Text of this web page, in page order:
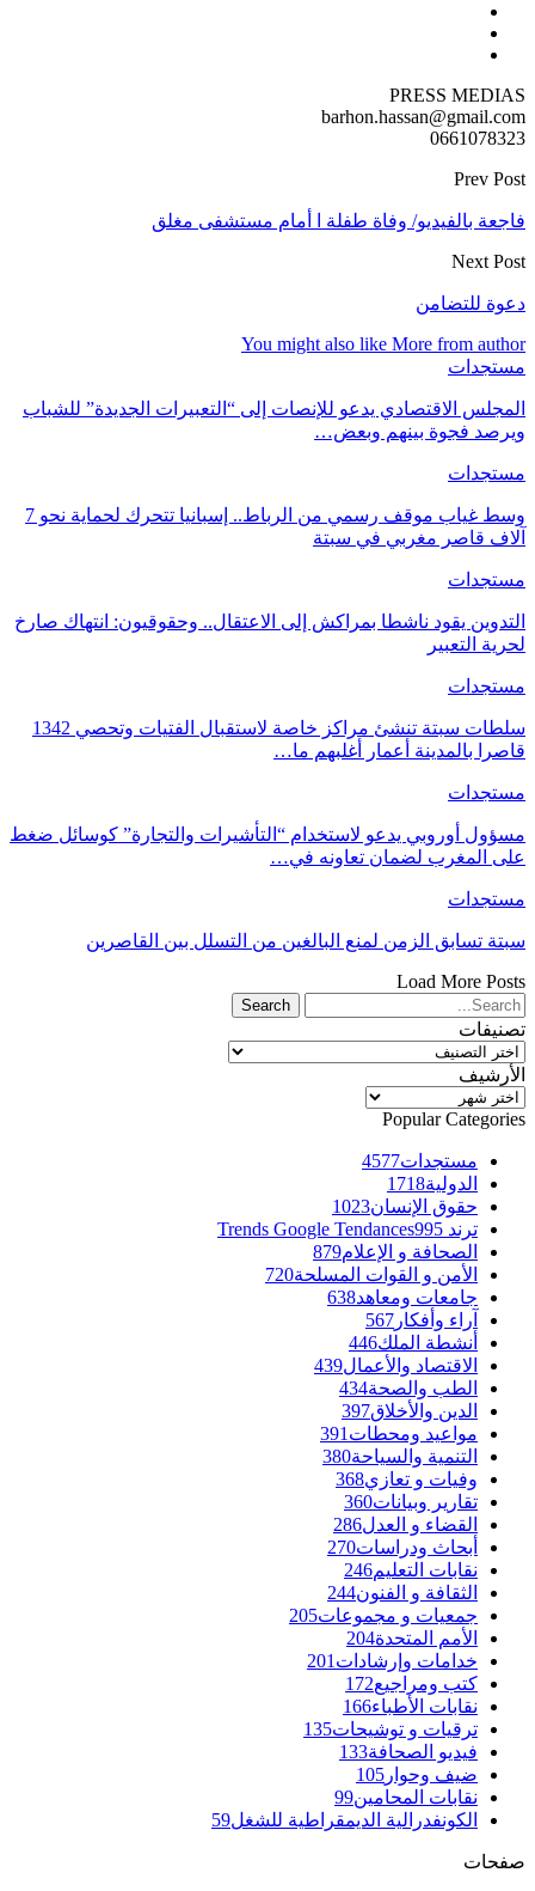
PRESS MEDIAS
barhon.hassan@gmail.com
0661078323
Prev Post
فاجعة بالفيديو/ وفاة طفلة ا أمام مستشفى مغلق
Next Post
دعوة للتضامن
You might also like More from author
مستجدات
المجلس الاقتصادي يدعو للإنصات إلى “التعبيرات الجديدة” للشباب
ويرصد فجوة بينهم وبعض…
مستجدات
وسط غياب موقف رسمي من الرباط.. إسبانيا تتحرك لحماية نحو 7
آلاف قاصر مغربي في سبتة
مستجدات
التدوين يقود ناشطا بمراكش إلى الاعتقال.. وحقوقيون: انتهاك صارخ
لحرية التعبير
مستجدات
سلطات سبتة تنشئ مراكز خاصة لاستقبال الفتيات وتحصي 1342
قاصرا بالمدينة أعمار أغلبهم ما…
مستجدات
مسؤول أوروبي يدعو لاستخدام “التأشيرات والتجارة” كوسائل ضغط
على المغرب لضمان تعاونه في…
مستجدات
سبتة تسابق الزمن لمنع البالغين من التسلل بين القاصرين
Load More Posts
تصنيفات
تصنيفات
الأرشيف
الأرشيف
Popular Categories
مستجدات4577
الدولية1718
حقوق الإنسان1023
ترند Trends Google Tendances 995
الصحافة و الإعلام879
الأمن و القوات المسلحة720
جامعات ومعاهد638
آراء وأفكار 567
أنشطة الملك446
الاقتصاد والأعمال439
الطب والصحة434
الدين والأخلاق397
مواعيد ومحطات 391
التنمية والسياحة380
وفيات و تعازي368
تقارير وبيانات360
القضاء و العدل286
أبحاث ودراسات270
نقابات التعليم246
الثقافة و الفنون244
جمعيات و مجموعات205
الأمم المتحدة204
خدامات وإرشادات 201
كتب ومراجيع172
نقابات الأطباء166
ترقيات و توشيحات135
فيديو الصحافة133
ضيف وحوار 105
نقابات المحامين99
الكونفدرالية الديمقراطية للشغل59
صفحات